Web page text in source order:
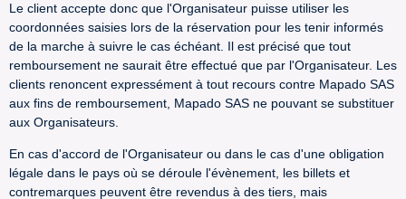
Le client accepte donc que l'Organisateur puisse utiliser les
coordonnées saisies lors de la réservation pour les tenir informés
de la marche à suivre le cas échéant. Il est précisé que tout
remboursement ne saurait être effectué que par l'Organisateur. Les
clients renoncent expressément à tout recours contre Mapado SAS
aux fins de remboursement, Mapado SAS ne pouvant se substituer
aux Organisateurs.
En cas d'accord de l'Organisateur ou dans le cas d'une obligation
légale dans le pays où se déroule l'évènement, les billets et
contremarques peuvent être revendus à des tiers, mais